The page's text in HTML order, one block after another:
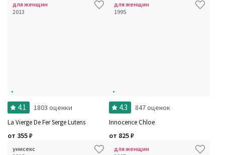
для женщин
2013
4.1 1803 оценки
La Vierge De Fer Serge Lutens
от 355₽
для женщин
1995
4.3 847 оценок
Innocence Chloe
от 825₽
унисекс
для женщин